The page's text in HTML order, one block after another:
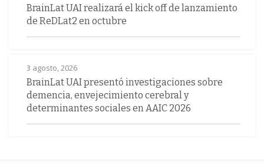
BrainLat UAI realizará el kick off de lanzamiento
de ReDLat2 en octubre
3 agosto, 2026
BrainLat UAI presentó investigaciones sobre
demencia, envejecimiento cerebral y
determinantes sociales en AAIC 2026